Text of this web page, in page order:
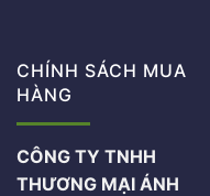
CHÍNH SÁCH MUA
HÀNG
CÔNG TY TNHH
THƯƠNG MẠI ÁNH